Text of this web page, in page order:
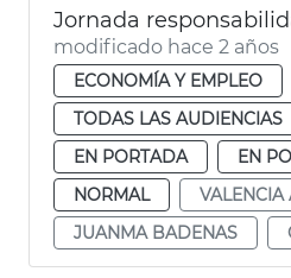
modificado hace 2 años
ECONOMÍA Y EMPLEO
TODAS LAS AUDIENCIAS
EN PORTADA
EN
NORMAL
VALENCIA
JUANMA BADENAS